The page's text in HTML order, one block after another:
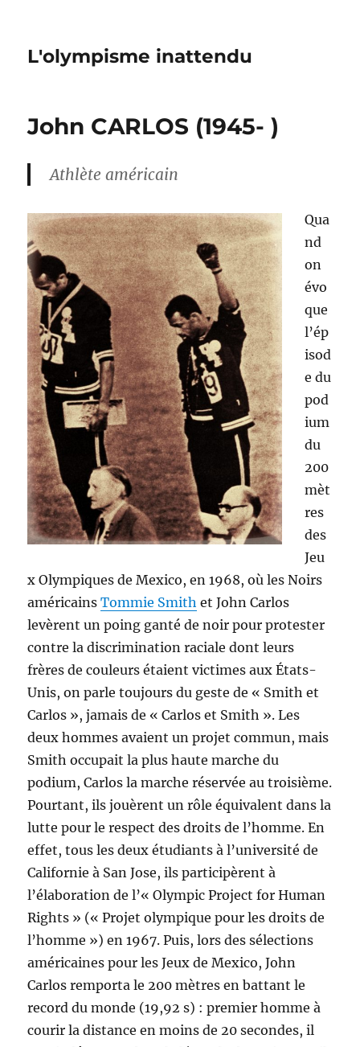
L'olympisme inattendu
John CARLOS (1945- )
Athlète américain
Qua
nd
on
évo
que
l’ép
isod
e du
pod
ium
du
200
mèt
res
des
Jeu
x Olympiques de Mexico, en 1968, où les Noirs
américainsTommie Smith et John Carlos
levèrent un poing ganté de noir pour protester
contre la discrimination raciale dont leurs
frères de couleurs étaient victimes aux États-
Unis, on parle toujours du geste de « Smith et
Carlos », jamais de « Carlos et Smith ». Les
deux hommes avaient un projet commun, mais
Smith occupait la plus haute marche du
podium, Carlos la marche réservée au troisième.
Pourtant, ils jouèrent un rôle équivalent dans la
lutte pour le respect des droits de l’homme. En
effet, tous les deux étudiants à l’université de
Californie à San Jose, ils participèrent à
l’élaboration de l’« Olympic Project for Human
Rights » (« Projet olympique pour les droits de
l’homme ») en 1967. Puis, lors des sélections
américaines pour les Jeux de Mexico, John
Carlos remporta le 200 mètres en battant le
record du monde (19,92 s) : premier homme à
courir la distance en moins de 20 secondes, il